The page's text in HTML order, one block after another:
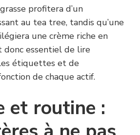
profitera d’un
au tea tree, tandis qu’une
une crème riche en
donc essentiel de lire
étiquettes et de
de chaque actif.
et routine :